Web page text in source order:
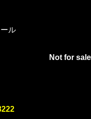
ル
Not for sale